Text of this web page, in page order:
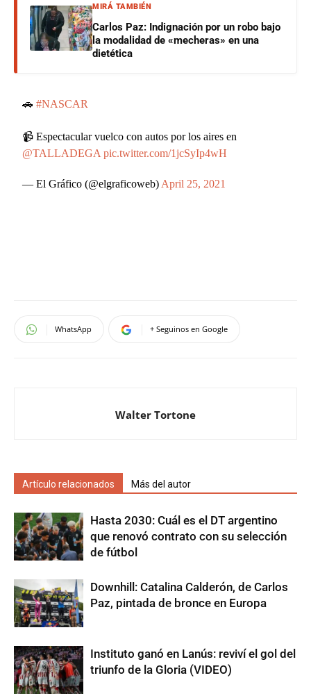
MIRÁ TAMBIÉN
Carlos Paz: Indignación por un robo bajo
la modalidad de «mecheras» en una
dietética
🚗#NASCAR
📹 Espectacular vuelco con autos por los aires en
@TALLADEGA pic.twitter.com/1jcSyIp4wH
— El Gráfico (@elgraficoweb) April 25, 2021
WhatsApp + Seguinos en Google
Walter Tortone
Artículo relacionados Más del autor
Hasta 2030: Cuál es el DT argentino
que renovó contrato con su selección
de fútbol
Downhill: Catalina Calderón, de Carlos
Paz, pintada de bronce en Europa
Instituto ganó en Lanús: reviví el gol del
triunfo de la Gloria (VIDEO)